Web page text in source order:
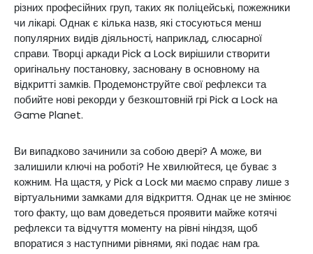
різних професійних груп, таких як поліцейські, пожежники
чи лікарі. Однак є кілька назв, які стосуються менш
популярних видів діяльності, наприклад, слюсарної
справи. Творці аркади Pick a Lock вирішили створити
оригінальну постановку, засновану в основному на
відкритті замків. Продемонструйте свої рефлекси та
побийте нові рекорди у безкоштовній грі Pick a Lock на
Game Planet.
Ви випадково зачинили за собою двері? А може, ви
залишили ключі на роботі? Не хвилюйтеся, це буває з
кожним. На щастя, у Pick a Lock ми маємо справу лише з
віртуальними замками для відкриття. Однак це не змінює
того факту, що вам доведеться проявити майже котячі
рефлекси та відчуття моменту на рівні ніндзя, щоб
впоратися з наступними рівнями, які подає нам гра.